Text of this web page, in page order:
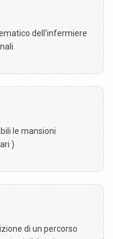
dell'infermiere
le mansioni
)
di un percorso